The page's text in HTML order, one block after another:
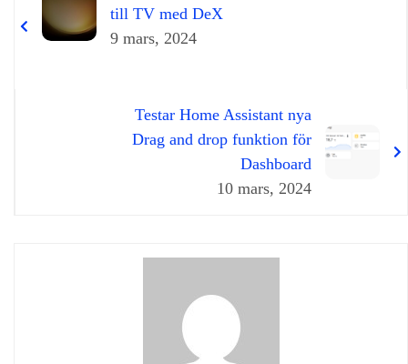
till TV med DeX
9 mars, 2024
Testar Home Assistant nya
Drag and drop funktion för
Dashboard
10 mars, 2024